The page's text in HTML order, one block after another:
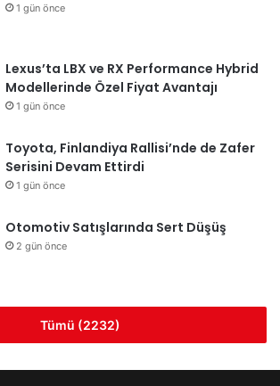
1 gün önce
Lexus’ta LBX ve RX Performance Hybrid
Modellerinde Özel Fiyat Avantajı
1 gün önce
Toyota, Finlandiya Rallisi’nde de Zafer
Serisini Devam Ettirdi
1 gün önce
Otomotiv Satışlarında Sert Düşüş
2 gün önce
Tümü (2232)